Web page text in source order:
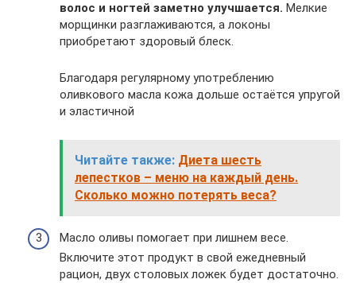
волос и ногтей заметно улучшается. Мелкие
морщинки разглаживаются, а локоны
приобретают здоровый блеск.
Благодаря регулярному употреблению
оливкового масла кожа дольше остаётся упругой
и эластичной
Читайте также: Диета шесть
лепестков – меню на каждый день.
Сколько можно потерять веса?
Масло оливы помогает при лишнем весе.
Включите этот продукт в свой ежедневный
рацион, двух столовых ложек будет достаточно.